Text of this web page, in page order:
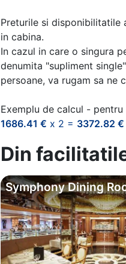
Preturile si disponibilitatile
in cabina.
In cazul in care o singura
denumita "supliment
persoane, va rugam sa ne
Exemplu de calcul -
1686.41 € x 2 = 3372.82 €
Din
Symphony Dining